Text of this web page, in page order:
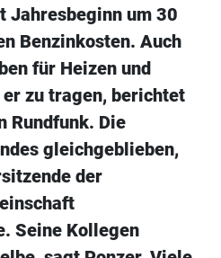
Jahresbeginn um 30
Benzinkosten. Auch
für Heizen und
zu tragen, berichtet
Rundfunk. Die
gleichgeblieben,
der
Seine Kollegen